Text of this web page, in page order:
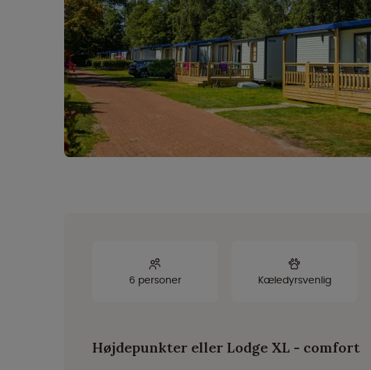
6 personer Kæledyrsvenlig
Højdepunkter eller Lodge XL - comfort